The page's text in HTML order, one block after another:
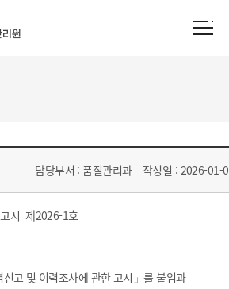
담당부서 : 품질관리과 작성일 : 2026-01-
시 제2026-1호
신고 및 이력조사에 관한 고시」를 붙임과